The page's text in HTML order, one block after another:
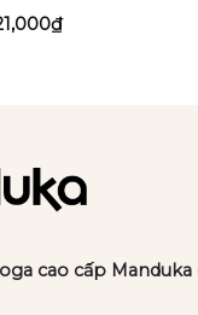
₫Giá
cao cấp